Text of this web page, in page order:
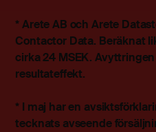
* Arete AB och Arete
Contactor Data. Beräknat
cirka 24 MSEK.
resultateffekt.
* I maj har en
tecknats avseende